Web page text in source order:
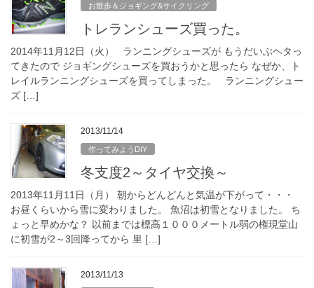
お散歩＆ジョギング&サイクリング
トレランシューズ買った。
2014年11月12日（火） ランニングシューズが もうだいぶヘタっ
てきたので ジョギングシューズを買おうかと思ったら なぜか、ト
レイルランニングシューズを買ってしまった。 ランニングシュー
ズ […]
2013/11/14
作ってみようDIY
冬支度2～タイヤ交換～
2013年11月11日（月） 朝からどんどんと気温が下がって・・・
お昼くらいから雪に変わりました。 魚沼は初雪となりました。 ち
ょっと早めかな？ 以前までは標高１０００メートル弱の権現堂山
に初雪が2～3回降ってから 里 […]
2013/11/13